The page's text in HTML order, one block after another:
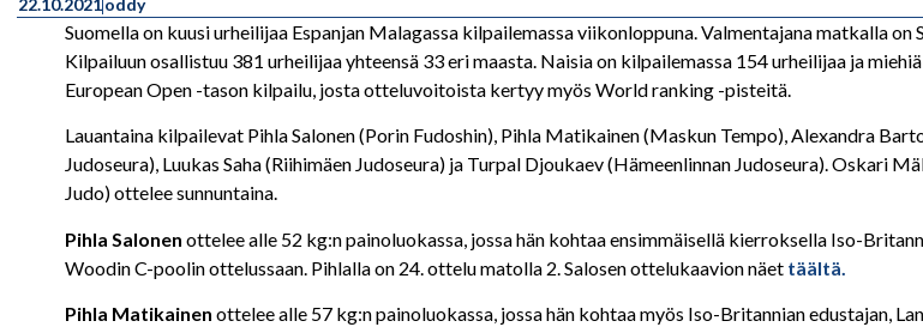
22.10.2021oddy
Suomella on kuusi urheilijaa Espanjan Malagassa kilpailemassa viikonloppuna. Valmentajana matkalla on
Kilpailuun osallistuu 381 urheilijaa yhteensä 33 eri maasta. Naisia on kilpailemassa 154 urheilijaa ja
European Open -tason kilpailu, josta otteluvoitoista kertyy myös World ranking -pisteitä.
Lauantaina kilpailevat Pihla Salonen (Porin Fudoshin), Pihla Matikainen (Maskun Tempo), Alexandra
Judoseura), Luukas Saha (Riihimäen Judoseura) ja Turpal Djoukaev (Hämeenlinnan Judoseura). Oskari
Judo) ottelee sunnuntaina.
Pihla Salonen ottelee alle 52 kg:n painoluokassa, jossa hän kohtaa ensimmäisellä kierroksella Iso-
Woodin C-poolin ottelussaan. Pihlalla on 24. ottelu matolla 2. Salosen ottelukaavion näet täältä.
Pihla Matikainen ottelee alle 57 kg:n painoluokassa, jossa hän kohtaa myös Iso-Britannian edustajan,